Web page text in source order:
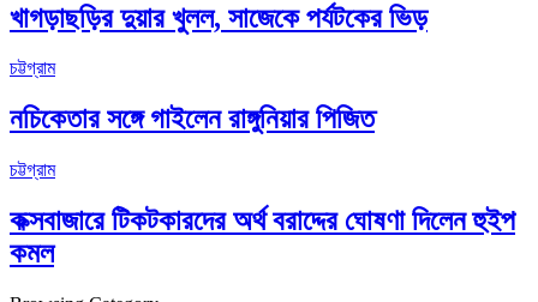
খাগড়াছড়ির দুয়ার খুলল, সাজেকে পর্যটকের ভিড়
চট্টগ্রাম
নচিকেতার সঙ্গে গাইলেন রাঙ্গুনিয়ার পিজিত
চট্টগ্রাম
কক্সবাজারে টিকটকারদের অর্থ বরাদ্দের ঘোষণা দিলেন হুইপ
কমল